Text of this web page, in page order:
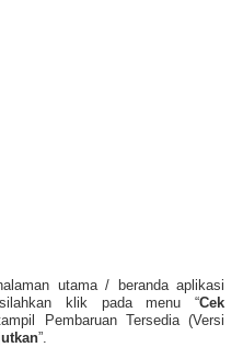
utama / beranda aplikasi
klik pada menu “Cek
Pembaruan Tersedia (Versi
”.